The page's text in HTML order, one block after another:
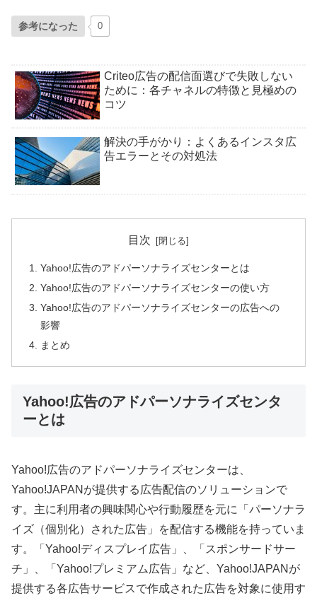
参考になった 0
Criteo広告の配信面選びで失敗しない
ために：各チャネルの特徴と見極めの
コツ
解決の手がかり：よくあるインスタ広
告エラーとその対処法
目次
Yahoo!広告のアドパーソナライズセンターとは
Yahoo!広告のアドパーソナライズセンターの使い方
Yahoo!広告のアドパーソナライズセンターの広告への
影響
まとめ
Yahoo!広告のアドパーソナライズセンタ
ーとは
Yahoo!広告のアドパーソナライズセンターは、
Yahoo!JAPANが提供する広告配信のソリューションで
す。主に利用者の興味関心や行動履歴を元に「パーソナラ
イズ（個別化）された広告」を配信する機能を持っていま
す。「Yahoo!ディスプレイ広告」、「スポンサードサー
チ」、「Yahoo!プレミアム広告」など、Yahoo!JAPANが
提供する各広告サービスで作成された広告を対象に使用す